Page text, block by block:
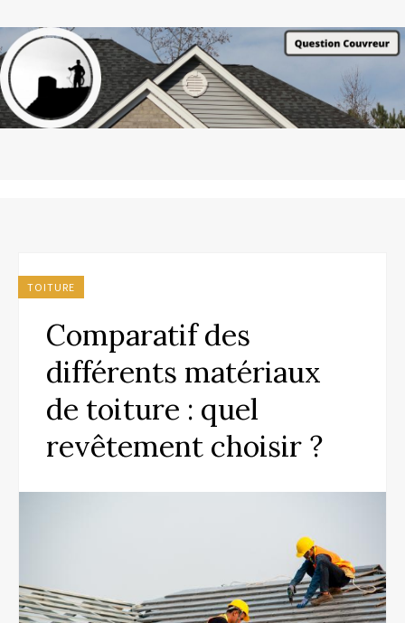
TOITURE
Comparatif des
différents matériaux
de toiture : quel
revêtement choisir ?